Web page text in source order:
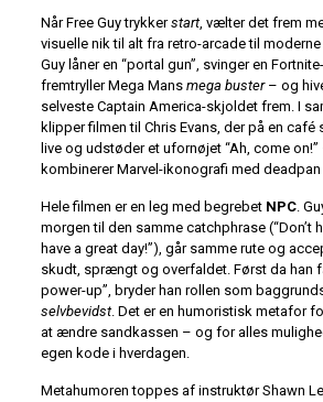
Når Free Guy trykkerstart, vælter det frem
visuelle nik til alt fra retro-arcade til moderne
Guy låner en “portal gun”, svinger en
fremtryller Mega Mans mega buster– og
selveste Captain America-skjoldet frem. I
klipper filmen til Chris Evans, der på en café
live og udstøder et ufornøjet “Ah, come
kombinerer Marvel-ikonografi med deadpan
Hele filmen er en leg med begrebet NPC.
morgen til den samme catchphrase (“Don’t
have a great day!”), går samme rute og
skudt, sprængt og overfaldet. Først da han
power-up”, bryder han rollen som
selvbevidst. Det er en humoristisk metafor
at ændre sandkassen – og for alles
egen kode i hverdagen.
Metahumoren toppes af instruktør Shawn